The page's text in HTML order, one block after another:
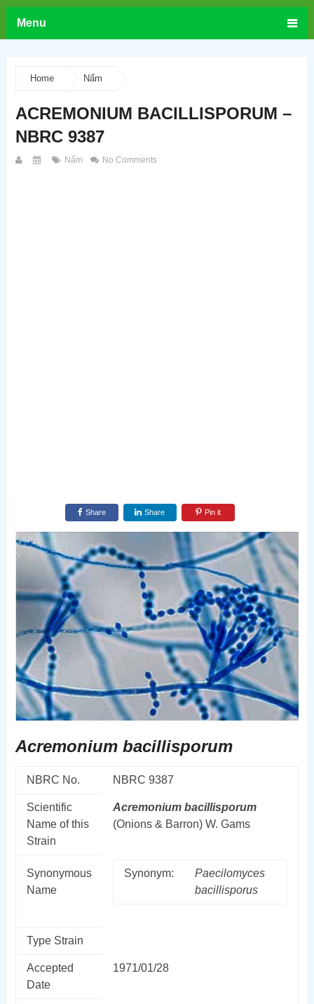
Menu
Home Nấm
ACREMONIUM BACILLISPORUM –
NBRC 9387
Nấm No Comments
Share Share Pin it
Acremonium bacillisporum
NBRC No. NBRC 9387
Scientific
Name of this
Strain
Acremonium bacillisporum
(Onions & Barron) W. Gams
Synonymous
Name
Synonym:
Paecilomyces
bacillisporus
Type Strain
Accepted
Date
1971/01/28